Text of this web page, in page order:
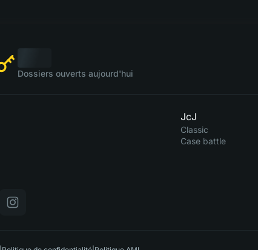
Dossiers ouverts aujourd'hui
JcJ
Classic
Case battle